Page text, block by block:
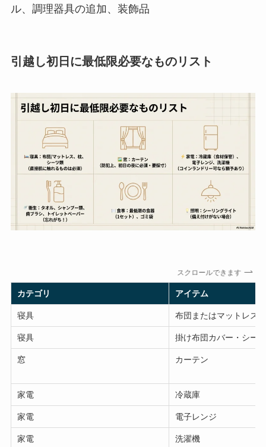
ル、調理器具の追加、装飾品
引越し初日に最低限必要なものリスト
スクロールできます
カテゴリ アイテム
寝具 布団またはマットレス
寝具 掛け布団カバー・シー
窓 カーテン
家電 冷蔵庫
家電 電子レンジ
家電 洗濯機